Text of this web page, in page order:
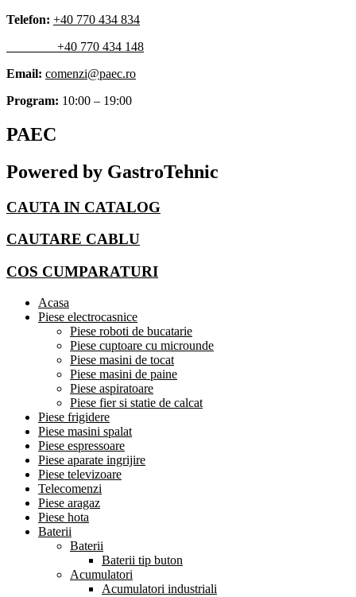
Skip
Telefon: +40 770 434 834
+40 770 434 148
Email: comenzi@paec.ro
Program: 10:00 – 19:00
PAEC
Powered by GastroTehnic
CAUTA IN CATALOG
CAUTARE CABLU
COS CUMPARATURI
Acasa
Piese electrocasnice
Piese roboti de bucatarie
Piese cuptoare cu microunde
Piese masini de tocat
Piese masini de paine
Piese aspiratoare
Piese fier si statie de calcat
Piese frigidere
Piese masini spalat
Piese espressoare
Piese aparate ingrijire
Piese televizoare
Telecomenzi
Piese aragaz
Piese hota
Baterii
Baterii
Baterii tip buton
Acumulatori
Acumulatori industriali